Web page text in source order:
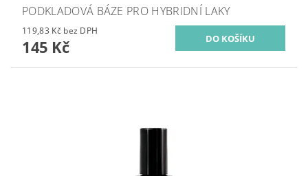
PODKLADOVÁ BÁZE PRO HYBRIDNÍ LAKY
119,83 Kč bez DPH
145 Kč